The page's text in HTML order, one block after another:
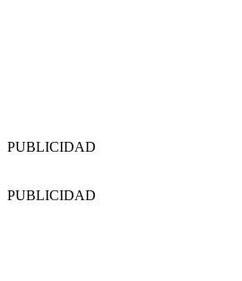
PUBLICIDAD
PUBLICIDAD